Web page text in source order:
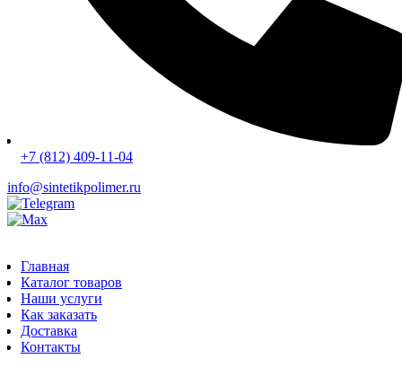
+7 (812) 409-11-04
info@sintetikpolimer.ru
Главная
Каталог товаров
Наши услуги
Как заказать
Доставка
Контакты